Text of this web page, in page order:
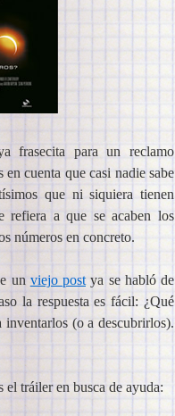
frasecita para un reclamo
cuenta que casi nadie sabe
que ni siquiera tienen
refiera a que se acaben los
números en concreto.
un viejo postya se habló de
la respuesta es fácil: ¿Qué
inventarlos (o a descubrirlos).
el tráiler en busca de ayuda: